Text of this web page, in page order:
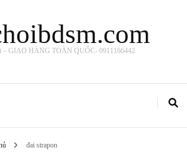
– GIAO HÀNG TOÀN QUỐC- 0911166442
đai strapon